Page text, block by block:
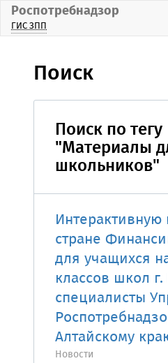
Роспотребнадзор
ГИС ЗПП
Поиск
Поиск по тегу
"Материалы
школьников"
Интерактивную
стране
для учащихся
классов школ
специалисты
Алтайскому
Новости